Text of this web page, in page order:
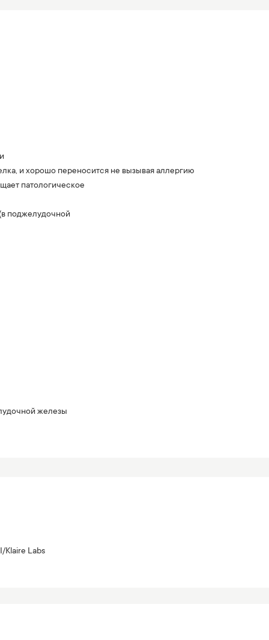
и хорошо переносится не вызывая аллергию
патологическое
поджелудочной
железы
Klaire Labs